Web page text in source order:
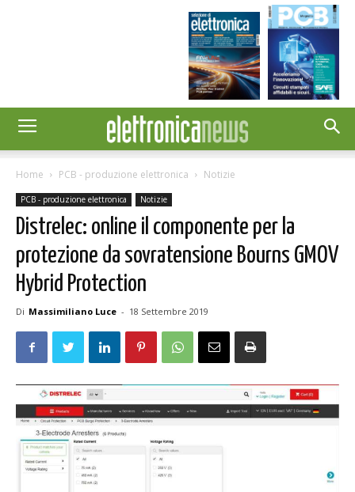
Home PCB - produzione elettronica Notizie
PCB - produzione elettronica Notizie
Distrelec: online il componente per la
protezione da sovratensione Bourns GMOV
Hybrid Protection
Di Massimiliano Luce - 18 Settembre 2019